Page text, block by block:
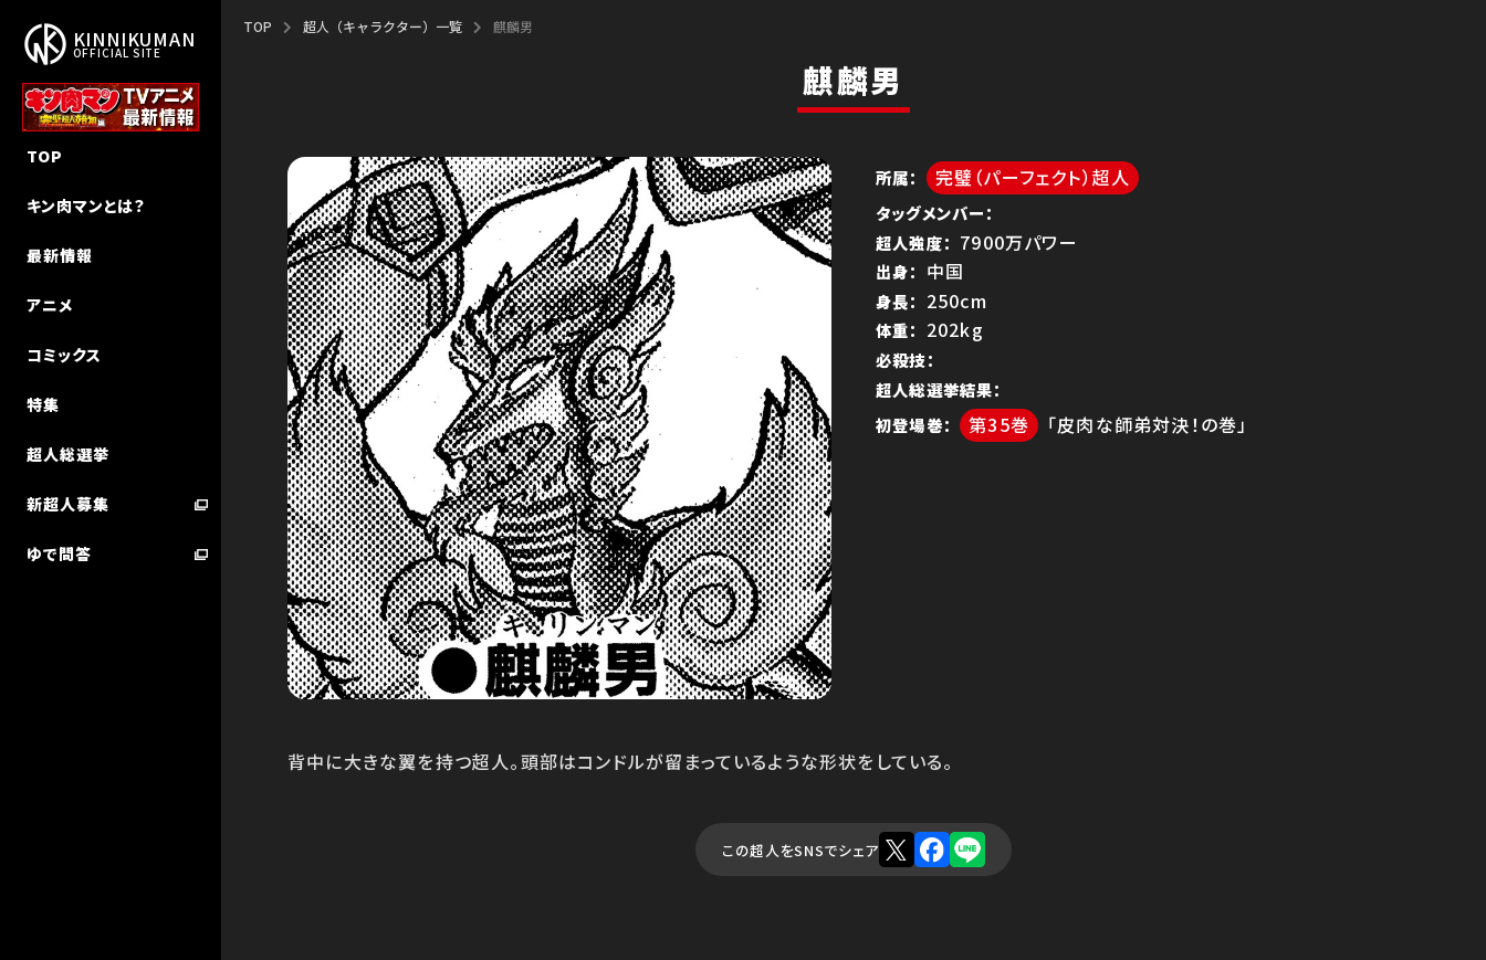
KINNIKUMAN
OFFICIAL SITE
TOP
キン肉マンとは？
作者・ゆでたまご先生
ストーリー
超人検索
技検索
超人検索／技検索 ランキング
STARTER BOOK
最新情報
アニメ
エピソード
声優キャスト
MUSIC
MUSIC（Season 2）
初代アニメ キン⾁マン
初代アニメ キン⾁マン キン⾁星王位争奪編
コミックス
キン肉マン
キン肉マンII世
キン肉マンII世 究極の超人タッグ編
その他
特集
キン肉マンⅡ世 追っかけW連載
超人特集
インタビュー
キン肉マン教室
超人総選挙
新超人募集
ゆで問答
TOP 超人（キャラクター）一覧 麒麟男
麒麟男
所属 完璧（パーフェクト）超人
タッグメンバー
超人強度
7900万パワー
出身 中国
身長 250cm
体重 202kg
必殺技
超人総選挙結果
初登場巻
35 「皮肉な師弟対決！の巻」
背中に大きな翼を持つ超人。頭部はコンドルが留まっているような形状をしている。
この超人をSNSでシェア